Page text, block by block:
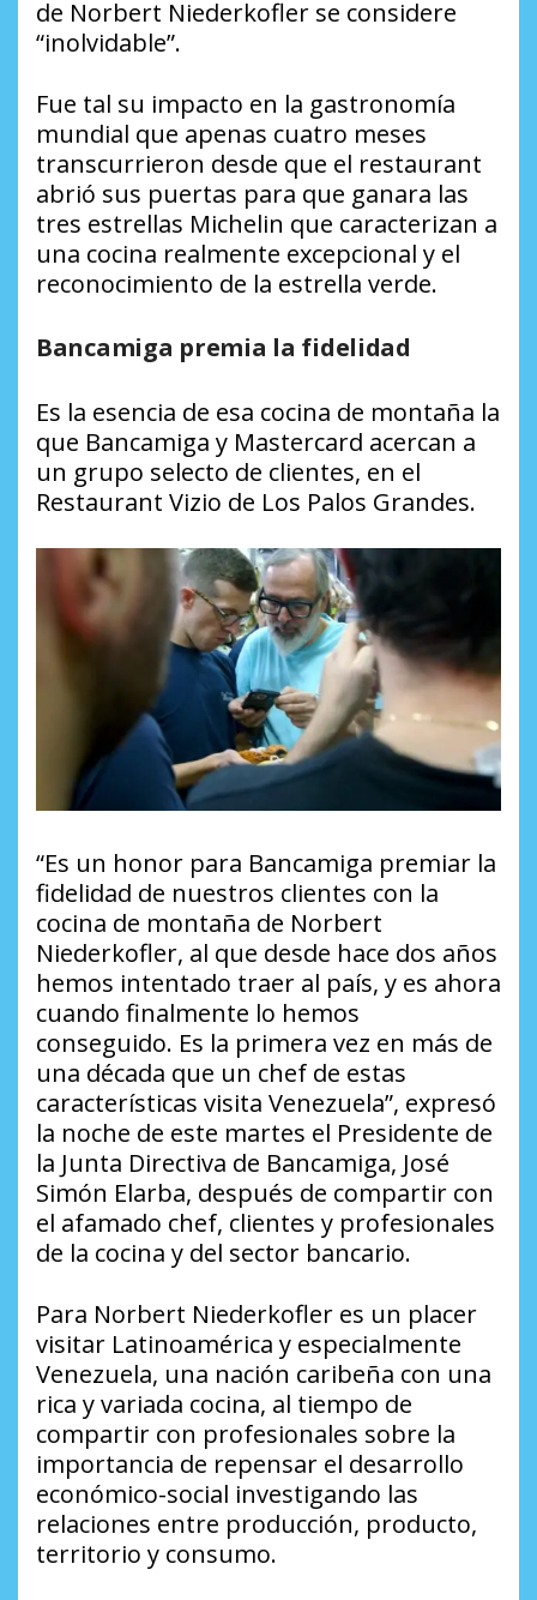
de Norbert Niederkofler se considere
“inolvidable”.
Fue tal su impacto en la gastronomía
mundial que apenas cuatro meses
transcurrieron desde que el restaurant
abrió sus puertas para que ganara las
tres estrellas Michelin que caracterizan a
una cocina realmente excepcional y el
reconocimiento de la estrella verde.
Bancamiga premia la fidelidad
Es la esencia de esa cocina de montaña la
que Bancamiga y Mastercard acercan a
un grupo selecto de clientes, en el
Restaurant Vizio de Los Palos Grandes.
“Es un honor para Bancamiga premiar la
fidelidad de nuestros clientes con la
cocina de montaña de Norbert
Niederkofler, al que desde hace dos años
hemos intentado traer al país, y es ahora
cuando finalmente lo hemos
conseguido. Es la primera vez en más de
una década que un chef de estas
características visita Venezuela”, expresó
la noche de este martes el Presidente de
la Junta Directiva de Bancamiga, José
Simón Elarba, después de compartir con
el afamado chef, clientes y profesionales
de la cocina y del sector bancario.
Para Norbert Niederkofler es un placer
visitar Latinoamérica y especialmente
Venezuela, una nación caribeña con una
rica y variada cocina, al tiempo de
compartir con profesionales sobre la
importancia de repensar el desarrollo
económico-social investigando las
relaciones entre producción, producto,
territorio y consumo.